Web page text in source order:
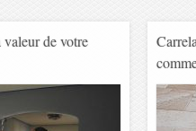
de votre